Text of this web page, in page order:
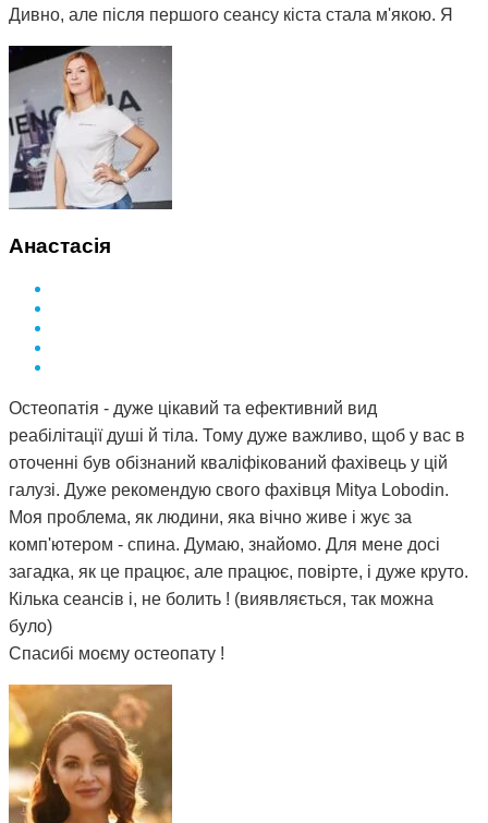
Дивно, але після першого сеансу кіста стала м'якою. Я
почала відвідувати сеанси за призначенням Дмитра і
через 3 місяці вона повністю розсмокталася. Як це
працює, взагалі не розумію. Те, чого ліки не змогли
зробити за півтора року, зміг зробити Дмитро і за такий
невеликий термін. Лікар у поліклініці сказав, що мені
просто пощастило і я на досвідченого фахівця
натрапила. А ще кажуть, що здоров'я за гроші не купиш.
Я ось купила і спасибі за це вам Дмитро.
Анастасія
Остеопатія - дуже цікавий та ефективний вид
реабілітації душі й тіла. Тому дуже важливо, щоб у вас в
оточенні був обізнаний кваліфікований фахівець у цій
галузі. Дуже рекомендую свого фахівця Mitya Lobodin.
Моя проблема, як людини, яка вічно живе і жує за
комп'ютером - спина. Думаю, знайомо. Для мене досі
загадка, як це працює, але працює, повірте, і дуже круто.
Кілька сеансів і, не болить ! (виявляється, так можна
було)
Спасибі моєму остеопату !